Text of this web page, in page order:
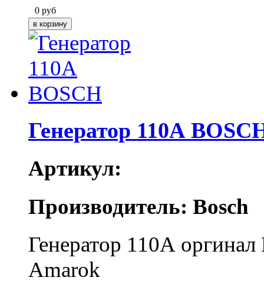
0 руб
Генератор 110А
Артикул:
Производитель: Bosch
Генератор 110А
Amarok